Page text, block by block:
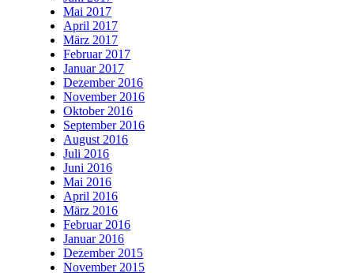
Mai 2017
April 2017
März 2017
Februar 2017
Januar 2017
Dezember 2016
November 2016
Oktober 2016
September 2016
August 2016
Juli 2016
Juni 2016
Mai 2016
April 2016
März 2016
Februar 2016
Januar 2016
Dezember 2015
November 2015